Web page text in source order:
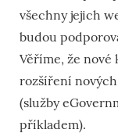
všechny jejich
budou
Věříme, že
rozšíření
(služby
příkladem).